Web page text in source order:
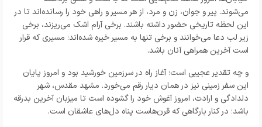
می‌شوند. پیر و جوان، زن و مرد، از هر مسیر و راهی خود را رسانده‌اند تا در
این لحظه تاریخی حضور داشته باشند. برخی آرام اشک می‌ریزند، برخی
زیر لب دعا می‌خوانند و برخی تنها به مسیر خیره شده‌اند؛ مسیری که قرار
است آخرین همراهی آنان باشد.
و چه تقدیر عجیبی است؛ آغاز راه در سرزمین خورشید بود و امروز پایان
این سفر زمینی نیز در همان دیار رقم می‌خورد. مشهد مقدس، شهر
دلدادگی و ارادت، امروز آغوش خود را گشوده است تا میزبان آخرین بدرقه
باشد؛ در کنار بارگاهی که قرن‌هاست پناه دل‌های عاشقان است.